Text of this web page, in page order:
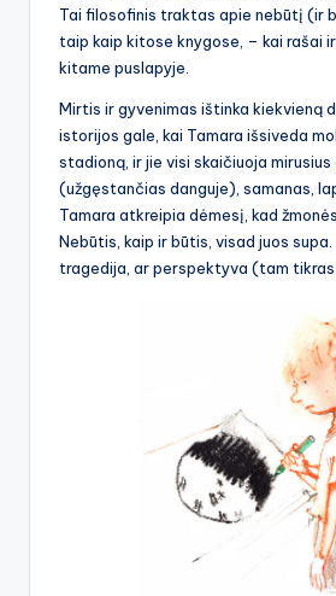
Tai filosofinis traktas apie nebūtį (ir
taip kaip kitose knygose, – kai rašai
kitame puslapyje.
Mirtis ir gyvenimas ištinka kiekvieną
istorijos gale, kai Tamara išsiveda
stadioną, ir jie visi skaičiuoja mirusius
(užgęstančias danguje), samanas,
Tamara atkreipia dėmesį, kad
Nebūtis, kaip ir būtis, visad juos supa.
tragedija, ar perspektyva (tam